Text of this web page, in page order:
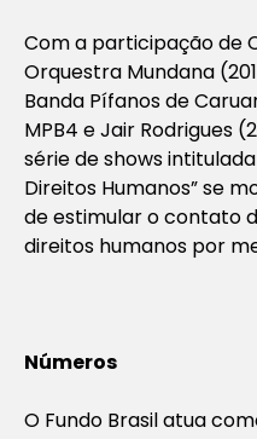
Com a participação de
Orquestra Mundana
Banda Pífanos de
MPB4 e Jair Rodrigues
série de shows
Direitos Humanos” se
de estimular o contato
direitos humanos por
Números
O Fundo Brasil atua